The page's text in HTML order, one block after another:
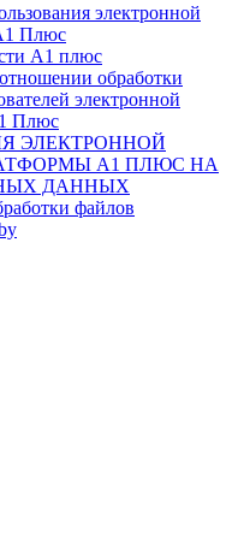
электронной
Плюс
А1 плюс
обработки
электронной
Плюс
ЭЛЕКТРОННОЙ
А1 ПЛЮС НА
ДАННЫХ
файлов